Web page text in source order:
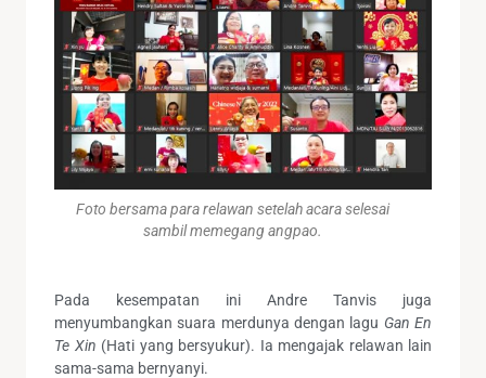
Foto bersama para relawan setelah acara selesai
sambil memegang angpao.
Pada kesempatan ini Andre Tanvis juga
menyumbangkan suara merdunya dengan lagu Gan En
Te Xin (Hati yang bersyukur). Ia mengajak relawan lain
sama-sama bernyanyi.